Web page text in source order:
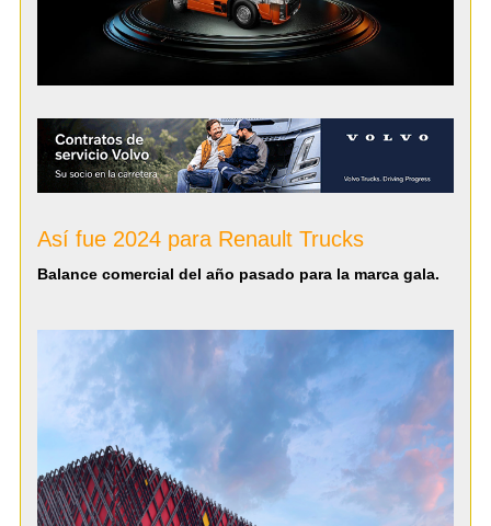
Así fue 2024 para Renault Trucks
Balance comercial del año pasado para la marca gala.